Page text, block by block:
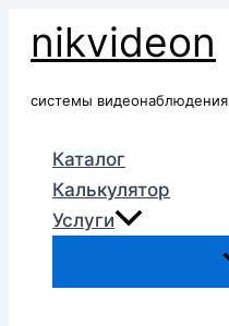
Перейти
nikvideon
системы видеонаблюдения
Каталог
Калькулятор
Услуги